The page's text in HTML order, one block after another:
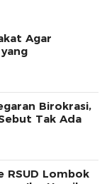
Agar
Birokrasi,
Tak Ada
RSUD Lombok